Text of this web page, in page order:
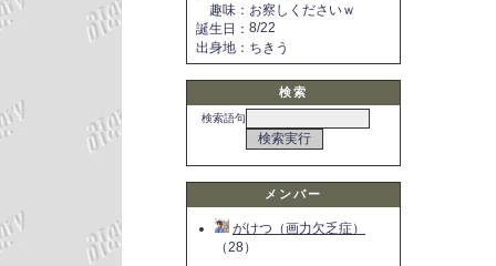
趣味 ： お察しくださいｗ
誕生日 ： 8/22
出身地 ： ちきう
検索
検索語句
メンバー
がけつ（画力欠乏症）
（28）